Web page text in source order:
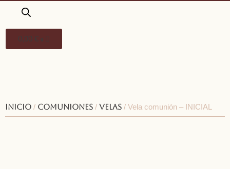
0,00 € 0
Inicio / Comuniones / Velas / Vela comunión – INICIAL